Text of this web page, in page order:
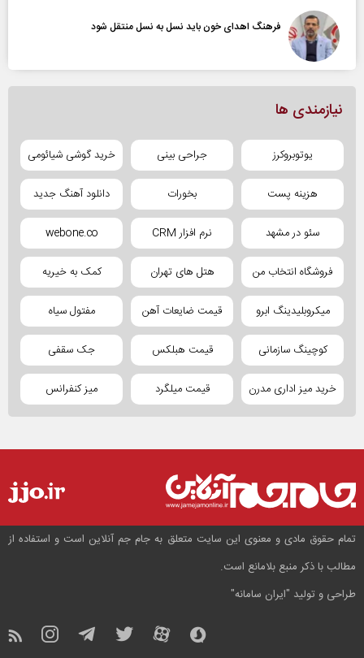
فرهنگ اهدای خون باید نسل به نسل منتقل شود
نیازمندی ها
یوتوبروکرز جراحی بینی خرید گوشی شیائومی
هزینه پست بخورات دانلود آهنگ جدید
سئو در مشهد نرم افزار CRM webone.co
فروشگاه انتخاب من هتل های تهران کمک به خیریه
میکروبلیدینگ ابرو قیمت ضایعات آهن مفتول سیاه
کوچینگ سازمانی قیمت هبلکس جک سقفی
خرید میز اداری مدرن قیمت میلگرد میز کنفرانس
تمام حقوق مادی و معنوی این سایت متعلق به جام جم آنلاین است و استفاده از
مطالب با ذکر منبع بلامانع است.
طراحی و تولید "ایران سامانه"